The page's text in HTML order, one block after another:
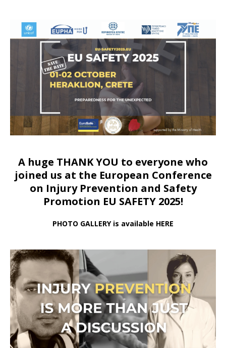
A huge THANK YOU to everyone who
joined us at the European Conference
on Injury Prevention and Safety
Promotion EU SAFETY 2025!
PHOTO GALLERY is available HERE